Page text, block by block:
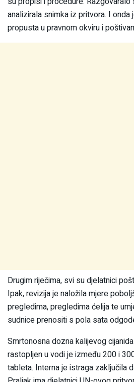
analizirala snimka iz pritvora. I onda
propusta u pravnom okviru i
Drugim riječima, svi su djelatnici
Ipak, revizija je naložila mjere
pregledima, pregledima ćelija te
sudnice prenositi s pola sata
Smrtonosna dozna kalijevog
rastopljen u vodi je između 200 i
tableta. Interna je istraga zaključila